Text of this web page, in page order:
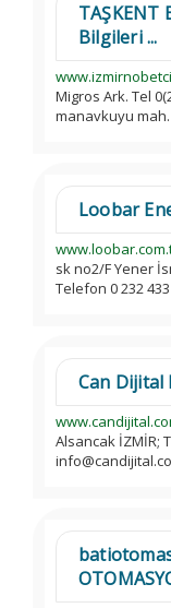
TAŞKENT
Bilgileri ...
Migros Ark. Tel
manavkuyu
Loobar
sk no2/F Yener
Telefon 0 232 433
Can Dijital
Alsancak İZMİR;